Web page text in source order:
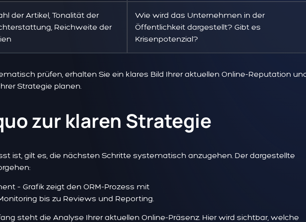
der Artikel, Tonalität der
Reichweite der
Wie wird das Unternehmen in der
Öffentlichkeit dargestellt? Gibt es
Krisenpotenzial?
prüfen, erhalten Sie ein klares Bild Ihrer aktuellen Online-Reputation
Strategie planen.
zur klaren Strategie
ist, gilt es, die nächsten Schritte systematisch anzugehen. Der dargestellte
steht die Analyse Ihrer aktuellen Online-Präsenz. Hier wird sichtbar, welche